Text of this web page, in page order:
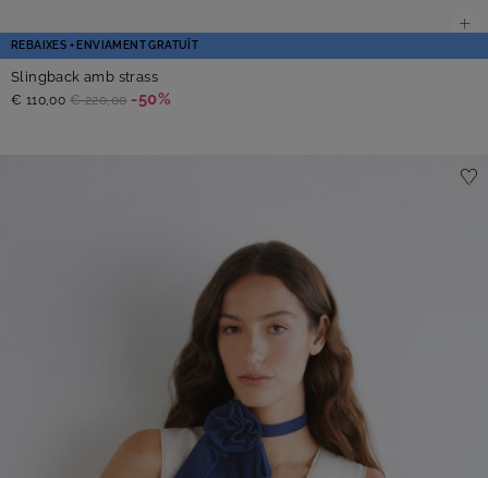
REBAIXES + ENVIAMENT GRATUÏT
Slingback amb strass
€ 110,00 € 220,00 -50%